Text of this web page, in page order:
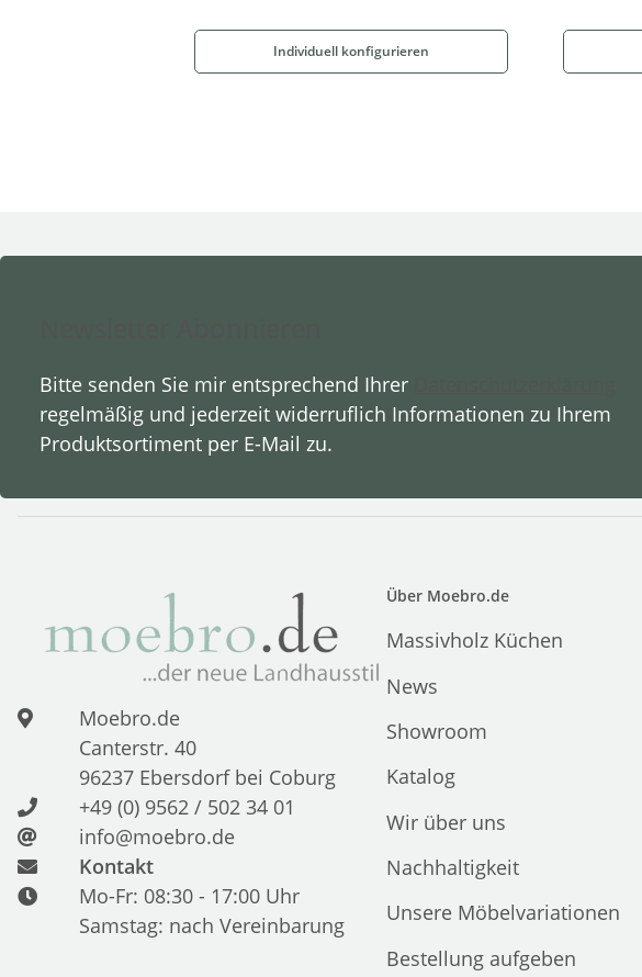
Individuell konfigurieren
Bitte senden Sie mir entsprechend Ihrer
regelmäßig und jederzeit widerruflich Informationen zu Ihrem
Produktsortiment per E-Mail zu.
Moebro.de
Canterstr. 40
96237 Ebersdorf bei Coburg
+49 (0) 9562 / 502 34 01
info@moebro.de
Kontakt
Mo-Fr: 08:30 - 17:00 Uhr
Samstag: nach Vereinbarung
Über Moebro.de
Massivholz Küchen
News
Showroom
Katalog
Wir über uns
Nachhaltigkeit
Unsere Möbelvariationen
Bestellung aufgeben